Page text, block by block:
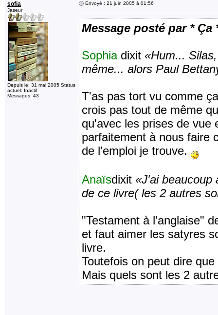
sofia
Jaseur
Depuis le: 31 mai 2005 Status
actuel: Inactif
Messages: 43
Envoyé : 21 juin 2005 à 01:56
Message posté par * Ça
Sophiadixit «Hum...
même... alors Paul
T'as pas tort vu comme
crois pas tout de même
qu'avec les prises de vue
parfaitement à nous faire
de l'emploi je trouve.
Anaïsdixit «J'ai beaucoup
de ce livre( les 2 autres
"Testament à l'anglaise"
et faut aimer les satyres
livre.
Toutefois on peut dire
Mais quels sont les 2